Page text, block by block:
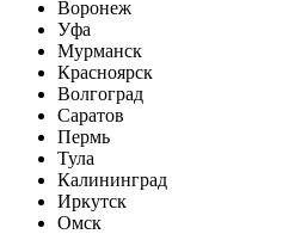
Воронеж
Уфа
Мурманск
Красноярск
Волгоград
Саратов
Пермь
Тула
Калининград
Иркутск
Омск